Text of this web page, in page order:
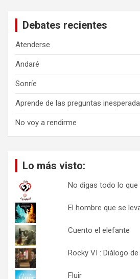
Debates recientes
Atenderse
Andaré
Sonríe
Aprende de las preguntas
No voy a rendirme
Lo más visto:
No digas todo lo que
El hombre que se
Cuento el elefante
Rocky VI : Diálogo
Fluir